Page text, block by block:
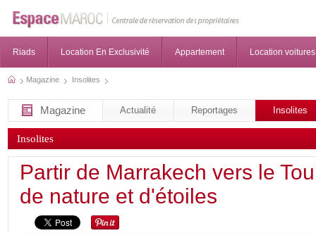
Riads Location En Exclusivité Appartement Location voitures
Magazine Insolites
Magazine Actualité Reportages Insolites
Insolites
Partir de Marrakech vers le
de nature et d'étoiles